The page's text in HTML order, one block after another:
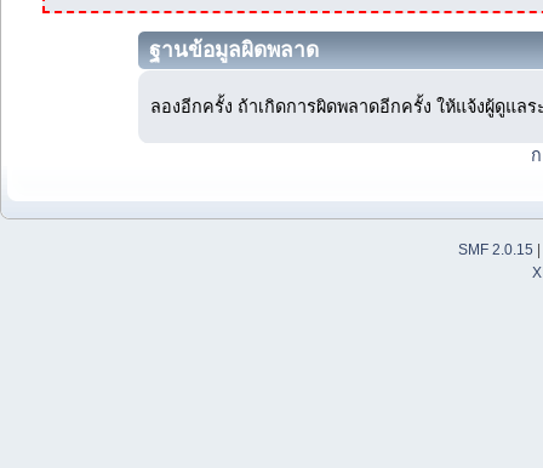
ฐานข้อมูลผิดพลาด
ลองอีกครั้ง ถ้าเกิดการผิดพลาดอีกครั้ง ให้แจ้งผู้ดูแลร
SMF 2.0.15